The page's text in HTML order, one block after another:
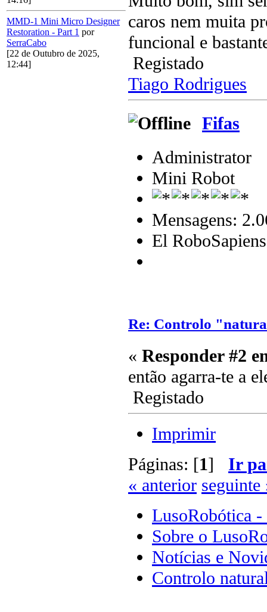
MMD-1 Mini Micro Designer
Restoration - Part 1 por
SerraCabo
[22 de Outubro de 2025,
12:44]
caros nem muita
funcional e
Registado
Tiago Rodrigues
Fifas
Administrator
Mini Robot
Mensagens:
El RoboSapiens
Re: Controlo
« Responder #2
então agarra-te a
Registado
Imprimir
Páginas: [1] Ir
« anterior seguinte
LusoRobótica -
Sobre o
Notícias e
Controlo